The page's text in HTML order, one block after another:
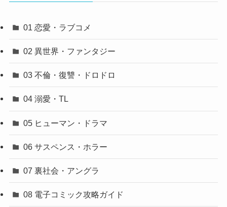
01 恋愛・ラブコメ
02 異世界・ファンタジー
03 不倫・復讐・ドロドロ
04 溺愛・TL
05 ヒューマン・ドラマ
06 サスペンス・ホラー
07 裏社会・アングラ
08 電子コミック攻略ガイド